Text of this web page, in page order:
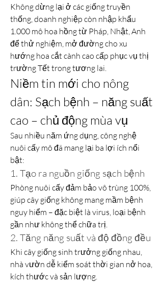
Không dừng lại ở các giống truyền
thống, doanh nghiệp còn nhập khẩu
1.000 mô hoa hồng từ Pháp, Nhật, Anh
để thử nghiệm, mở đường cho xu
hướng hoa cắt cành cao cấp phục vụ thị
trường Tết trong tương lai.
Niềm tin mới cho nông
dân: Sạch bệnh – năng suất
cao – chủ động mùa vụ
Sau nhiều năm ứng dụng, công nghệ
nuôi cấy mô đã mang lại ba lợi ích nổi
bật:
1. Tạo ra nguồn giống sạch bệnh
Phòng nuôi cấy đảm bảo vô trùng 100%,
giúp cây giống không mang mầm bệnh
nguy hiểm – đặc biệt là virus, loại bệnh
gần như không thể chữa trị.
2. Tăng năng suất và độ đồng đều
Khi cây giống sinh trưởng giống nhau,
nhà vườn dễ kiểm soát thời gian nở hoa,
kích thước và sản lượng.